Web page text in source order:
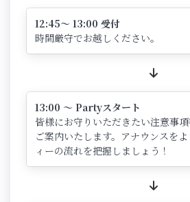
12:45～ 13:00 受付
時間厳守でお越しください。
13:00 ～ Partyスタート
皆様にお守りいただきたい注意事
ご案内いたします。アナウンスを
ィーの流れを把握しましょう！